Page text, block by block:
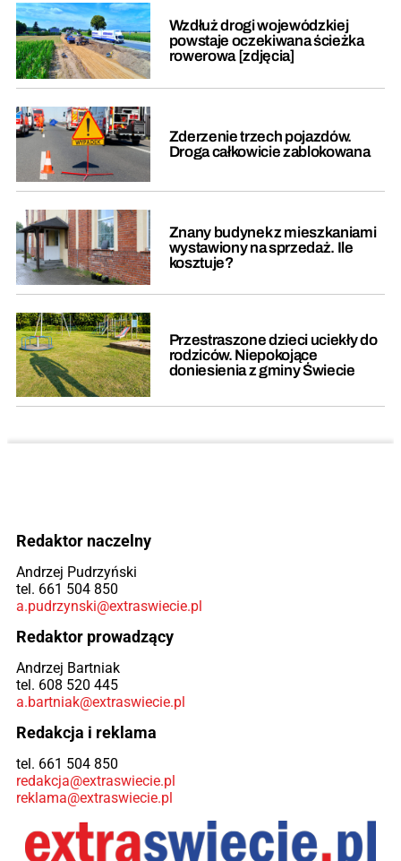
Wzdłuż drogi wojewódzkiej
powstaje oczekiwana ścieżka
rowerowa [zdjęcia]
Zderzenie trzech pojazdów.
Droga całkowicie zablokowana
Znany budynek z mieszkaniami
wystawiony na sprzedaż. Ile
kosztuje?
Przestraszone dzieci uciekły do
rodziców. Niepokojące
doniesienia z gminy Świecie
Redaktor naczelny
Andrzej Pudrzyński
tel. 661 504 850
a.pudrzynski@extraswiecie.pl
Redaktor prowadzący
Andrzej Bartniak
tel. 608 520 445
a.bartniak@extraswiecie.pl
Redakcja i reklama
tel. 661 504 850
redakcja@extraswiecie.pl
reklama@extraswiecie.pl